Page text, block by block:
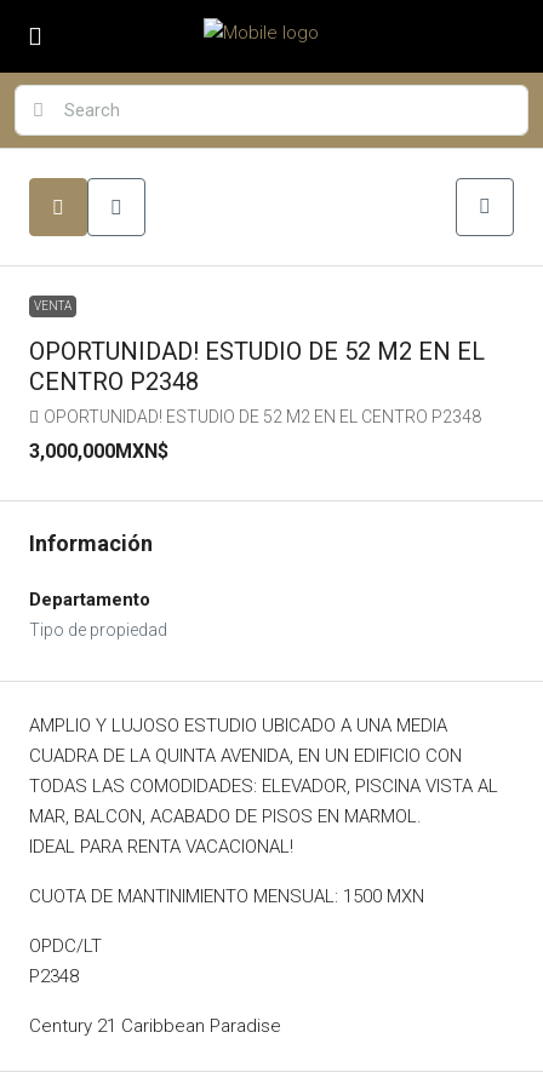
VENTA
OPORTUNIDAD! ESTUDIO DE 52 M2 EN EL
CENTRO P2348
OPORTUNIDAD! ESTUDIO DE 52 M2 EN EL CENTRO P2348
3,000,000MXN$
Departamento
AMPLIO Y LUJOSO ESTUDIO UBICADO A UNA MEDIA
CUADRA DE LA QUINTA AVENIDA, EN UN EDIFICIO CON
TODAS LAS COMODIDADES: ELEVADOR, PISCINA VISTA AL
MAR, BALCON, ACABADO DE PISOS EN MARMOL.
IDEAL PARA RENTA VACACIONAL!
CUOTA DE MANTINIMIENTO MENSUAL: 1500 MXN
OPDC/LT
P2348
Century 21 Caribbean Paradise